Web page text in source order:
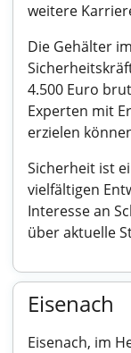
weitere
Die Gehälter
4.500 Euro
Experten mit
erzielen
Sicherheit ist
vielfältigen
Interesse an
über aktuelle
Eisenach
Eisenach, im